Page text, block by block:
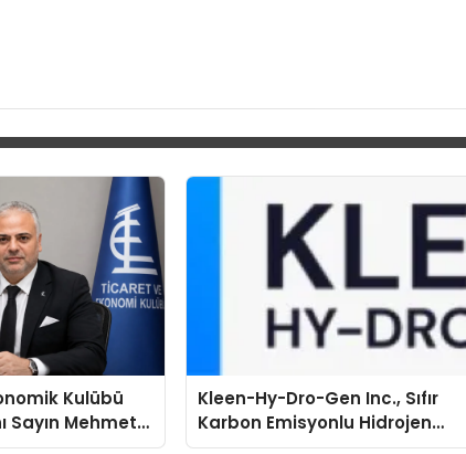
Kulübü
Sayın Mehmet
dair yaptığı
Kleen-Hy-Dro-Gen Inc., Sıfır
Karbon Emisyonlu Hidrojen
Isıtma Teknolojisinde ISO ve